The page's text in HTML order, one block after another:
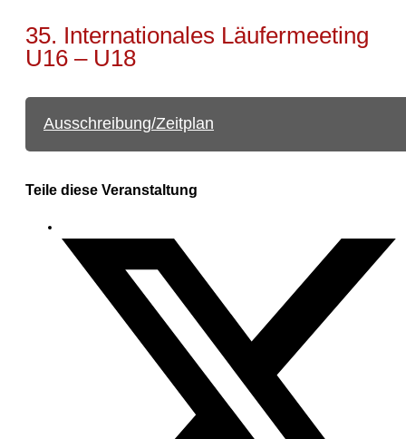
35. Internationales Läufermeeting
U16 – U18
Ausschreibung/Zeitplan
Teile diese Veranstaltung